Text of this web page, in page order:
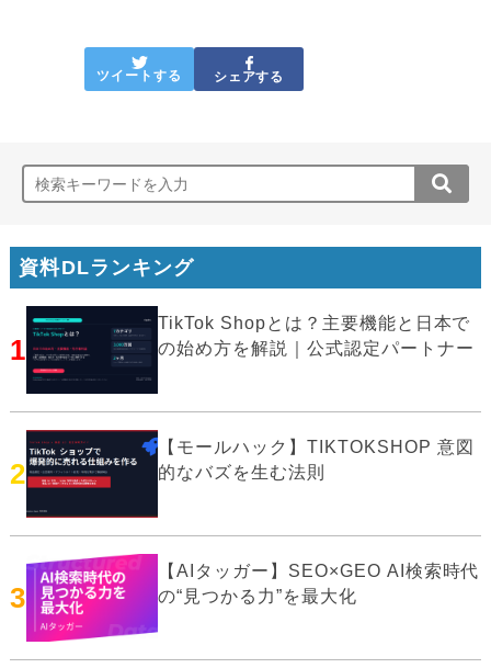
ツイートする シェアする
資料DLランキング
1
TikTok Shopとは？主要機能と日本で
の始め方を解説｜公式認定パートナー
2
【モールハック】TIKTOKSHOP 意図
的なバズを生む法則
3
【AIタッガー】SEO×GEO AI検索時代
の“見つかる力”を最大化